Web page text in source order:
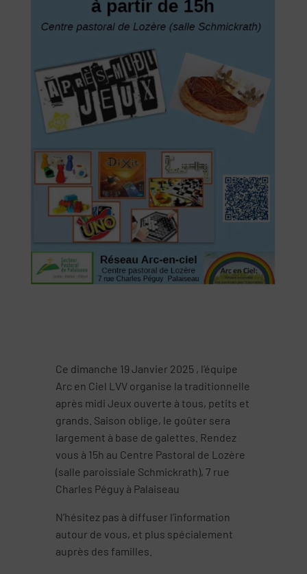
Ce dimanche 19 Janvier 2025 , l’équipe
Arc en Ciel LVV organise la traditionnelle
après midi Jeux ouverte à tous, petits et
grands. Saison oblige, le goûter sera
largement à base de galettes. Rendez
vous à 15h au Centre Pastoral de Lozère
(salle paroissiale Schmickrath), 7 rue
Charles Péguy à Palaiseau
N’hésitez pas à diffuser l’information
autour de vous, et plus spécialement
auprès des familles.